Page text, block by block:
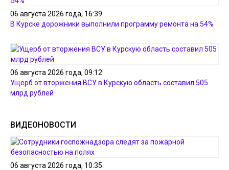
06 августа 2026 года, 16:39
В Курске дорожники выполнили программу ремонта на 54%
06 августа 2026 года, 09:12
Ущерб от вторжения ВСУ в Курскую область составил 505
млрд рублей
ВИДЕОНОВОСТИ
06 августа 2026 года, 10:35